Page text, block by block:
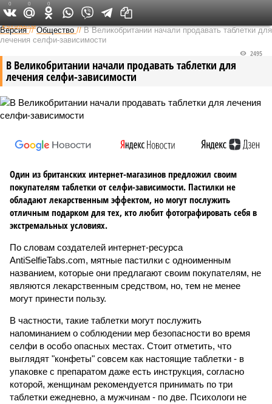
Федеральный выпуск
Версия //Общество //В Великобритании начали продавать таблетки для
лечения селфи-зависимости
В Великобритании начали продавать таблетки для
лечения селфи-зависимости
2495
Один из британских интернет-магазинов предложил своим
покупателям таблетки от селфи-зависимости. Пастилки не
обладают лекарственным эффектом, но могут послужить
отличным подарком для тех, кто любит фотографировать себя в
экстремальных условиях.
По словам создателей интернет-ресурса
AntiSelfieTabs.com, мятные пастилки с одноименным
названием, которые они предлагают своим покупателям, не
являются лекарственным средством, но, тем не менее
могут принести пользу.
В частности, такие таблетки могут послужить
напоминанием о соблюдении мер безопасности во время
селфи в особо опасных местах. Стоит отметить, что
выглядят "конфеты" совсем как настоящие таблетки - в
упаковке с препаратом даже есть инструкция, согласно
которой, женщинам рекомендуется принимать по три
таблетки ежедневно, а мужчинам - по две. Психологи не
0 0 0